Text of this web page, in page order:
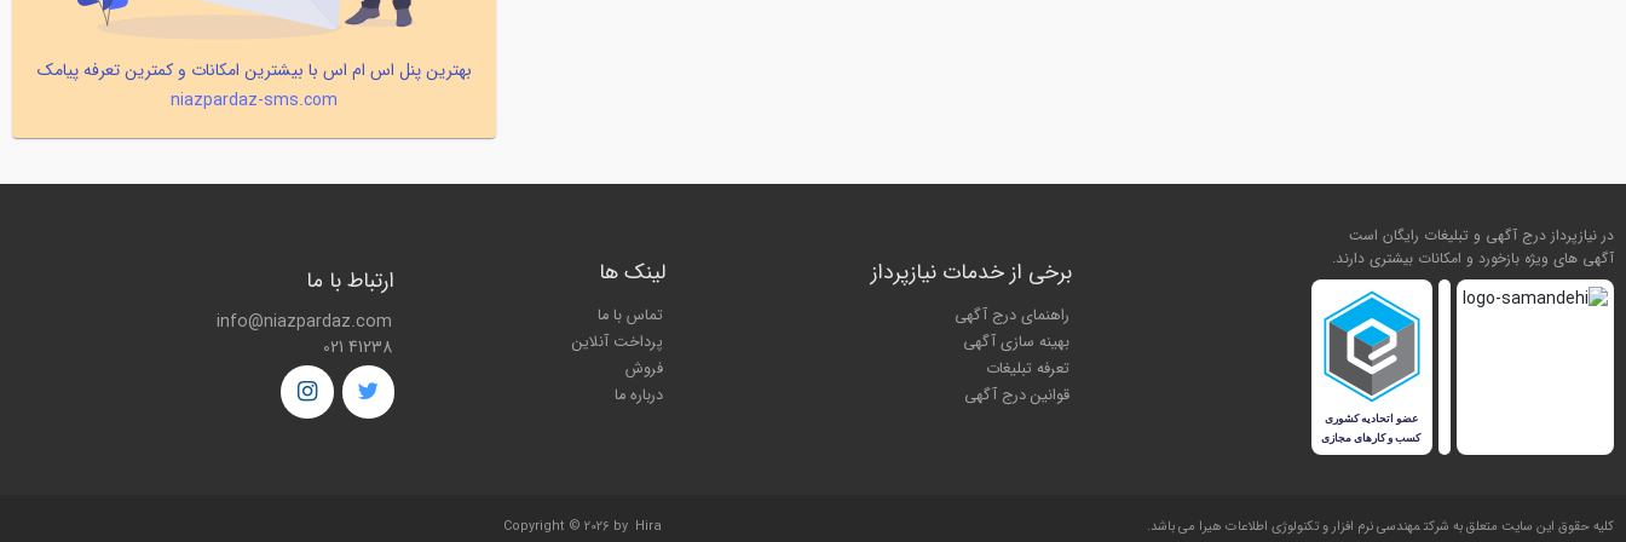
بهترین پنل اس ام اس با بیشترین امکانات و کمترین تعرفه پیامک
niazpardaz-sms.com
در نیازپرداز درج آگهی و تبلیغات رایگان است
آگهی های ویژه بازخورد و امکانات بیشتری دارند.
برخی از خدمات نیازپرداز
راهنمای درج آگهی
بهینه سازی آگهی
تعرفه تبلیغات
قوانین درج آگهی
لینک ها
تماس با ما
پرداخت آنلاین
فروش
درباره ما
ارتباط با ما
info@niazpardaz.com
021 41238
کليه حقوق اين سايت متعلق به شرکتمهندسی نرم افزار و تکنولوژی اطلاعات هیرا می باشد. Copyright © 2026 by Hira